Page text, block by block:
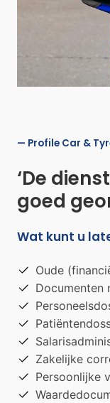
— Profile Car &
‘De
goed
Wat kunt u
Oude
Documenten
Zakelijke
Persoonlijke